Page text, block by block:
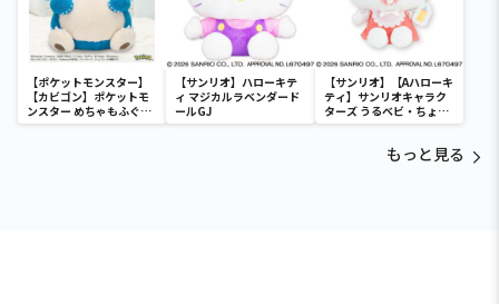
【ポケットモンスター】
【カビゴン】ポケットモ
ンスター めちゃもふぐっ
と ほっこりいやされぬい
【サンリオ】ハローキテ
ィ マジカルラベンダード
ールGJ
【サンリオ】【Aハローキ
ティ】サンリオキャラク
ターズ うるベビ・ちょい
デカドール
もっと見る